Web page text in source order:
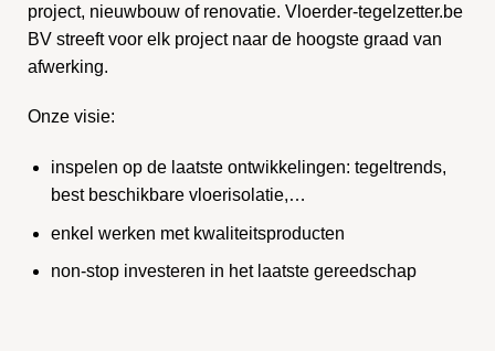
project, nieuwbouw of renovatie. Vloerder-tegelzetter.be
BV streeft voor elk project naar de hoogste graad van
afwerking.
Onze visie:
inspelen op de laatste ontwikkelingen: tegeltrends,
best beschikbare vloerisolatie,…
enkel werken met kwaliteitsproducten
non-stop investeren in het laatste gereedschap